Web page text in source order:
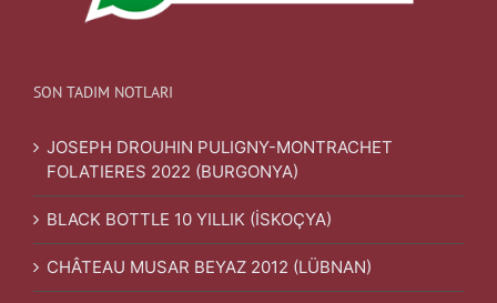
SON TADIM NOTLARI
JOSEPH DROUHIN PULIGNY-MONTRACHET
FOLATIERES 2022 (BURGONYA)
BLACK BOTTLE 10 YILLIK (İSKOÇYA)
CHÂTEAU MUSAR BEYAZ 2012 (LÜBNAN)